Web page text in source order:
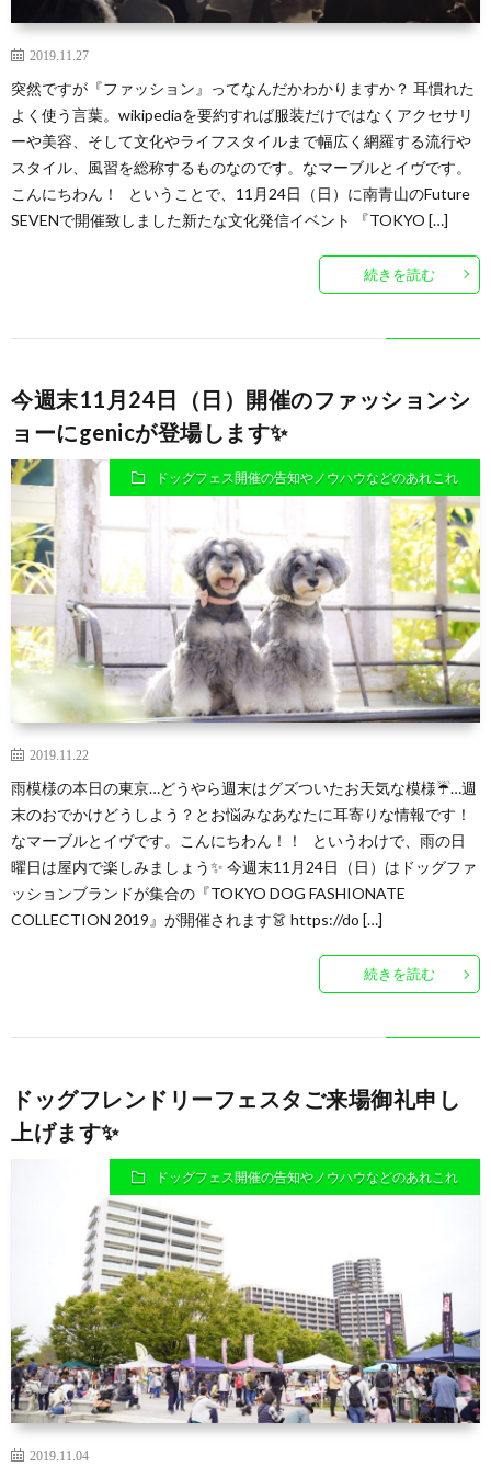
2019.11.27
突然ですが『ファッション』ってなんだかわかりますか？ 耳慣れた
よく使う言葉。wikipediaを要約すれば服装だけではなくアクセサリ
ーや美容、そして文化やライフスタイルまで幅広く網羅する流行や
スタイル、風習を総称するものなのです。なマーブルとイヴです。
こんにちわん！ ということで、11月24日（日）に南青山のFuture
SEVENで開催致しました新たな文化発信イベント 『TOKYO […]
続きを読む
今週末11月24日（日）開催のファッションシ
ョーにgenicが登場します✨
ドッグフェス開催の告知やノウハウなどのあれこれ
2019.11.22
雨模様の本日の東京…どうやら週末はグズついたお天気な模様☔…週
末のおでかけどうしよう？とお悩みなあなたに耳寄りな情報です！
なマーブルとイヴです。こんにちわん！！ というわけで、雨の日
曜日は屋内で楽しみましょう✨ 今週末11月24日（日）はドッグファ
ッションブランドが集合の『TOKYO DOG FASHIONATE
COLLECTION 2019』が開催されます👗 https://do […]
続きを読む
ドッグフレンドリーフェスタご来場御礼申し
上げます✨
ドッグフェス開催の告知やノウハウなどのあれこれ
2019.11.04